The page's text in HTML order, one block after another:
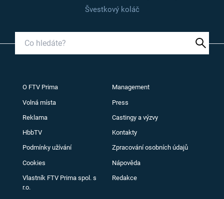
Švestkový koláč
O FTV Prima Management
Volná místa Press
Reklama Castingy a výzvy
HbbTV Kontakty
Podmínky užívání Zpracování osobních údajů
Cookies Nápověda
Vlastník FTV Prima spol. s
r.o.
Redakce